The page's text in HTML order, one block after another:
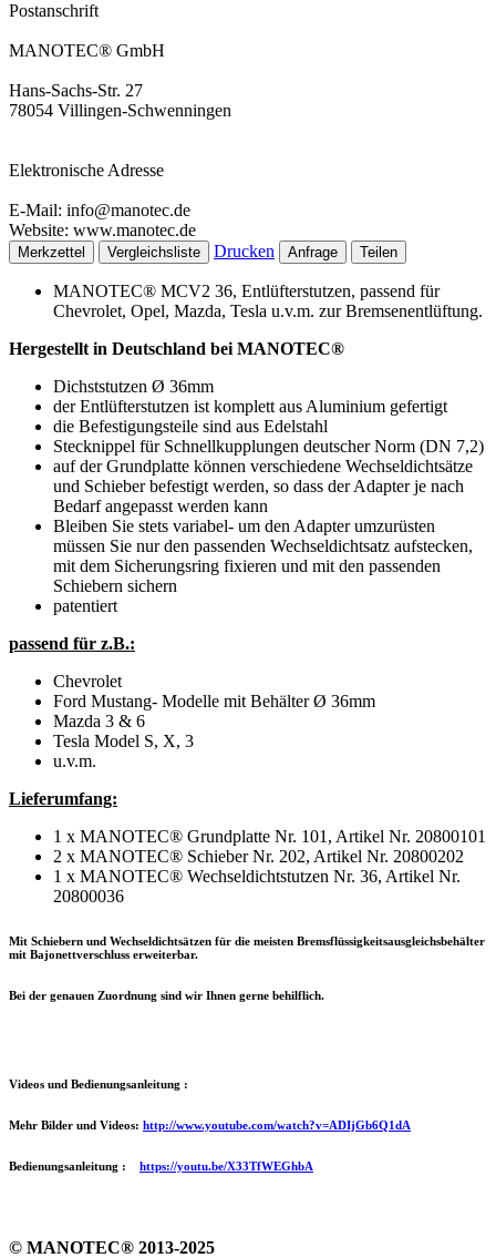
Postanschrift
MANOTEC® GmbH
Hans-Sachs-Str. 27
78054 Villingen-Schwenningen
Elektronische Adresse
E-Mail: info@manotec.de
Website: www.manotec.de
Merkzettel Vergleichsliste Drucken Anfrage Teilen
MANOTEC® MCV2 36, Entlüfterstutzen, passend für
Chevrolet, Opel, Mazda, Tesla u.v.m. zur Bremsenentlüftung.
Hergestellt in Deutschland bei MANOTEC®
Dichststutzen Ø 36mm
der Entlüfterstutzen ist komplett aus Aluminium gefertigt
die Befestigungsteile sind aus Edelstahl
Stecknippel für Schnellkupplungen deutscher Norm (DN 7,2)
auf der Grundplatte können verschiedene Wechseldichtsätze
und Schieber befestigt werden, so dass der Adapter je nach
Bedarf angepasst werden kann
Bleiben Sie stets variabel- um den Adapter umzurüsten
müssen Sie nur den passenden Wechseldichtsatz aufstecken,
mit dem Sicherungsring fixieren und mit den passenden
Schiebern sichern
patentiert
passend für z.B.:
Chevrolet
Ford Mustang- Modelle mit Behälter Ø 36mm
Mazda 3 & 6
Tesla Model S, X, 3
u.v.m.
Lieferumfang:
1 x MANOTEC® Grundplatte Nr. 101, Artikel Nr. 20800101
2 x MANOTEC® Schieber Nr. 202, Artikel Nr. 20800202
1 x MANOTEC® Wechseldichtstutzen Nr. 36, Artikel Nr.
20800036
Mit Schiebern und Wechseldichtsätzen für die meisten Bremsflüssigkeitsausgleichsbehälter
mit Bajonettverschluss erweiterbar.
Bei der genauen Zuordnung sind wir Ihnen gerne behilflich.
Videos und Bedienungsanleitung :
Mehr Bilder und Videos: http://www.youtube.com/watch?v=ADIjGb6Q1dA
Bedienungsanleitung : https://youtu.be/X33TfWEGhbA
© MANOTEC® 2013-2025